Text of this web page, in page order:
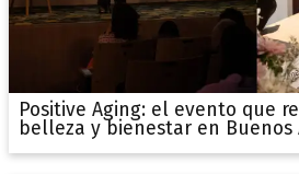
Positive Aging: el evento que
belleza y bienestar en Buenos